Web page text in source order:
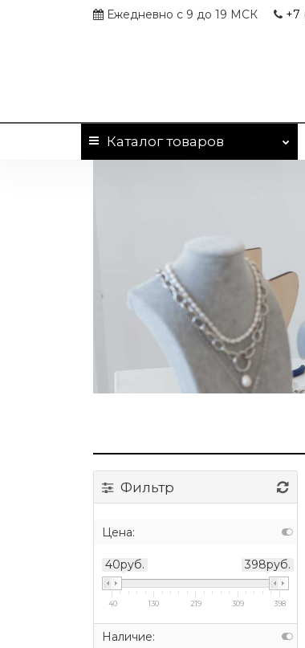
Ежедневно с 9 до 19 МСК +7
Каталогтоваров
Фильтр
Цена:
40руб. 398руб.
40 130 219 309 398
Наличие: